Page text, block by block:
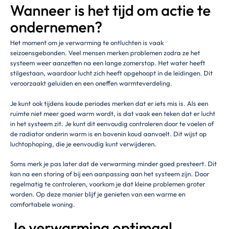
Wanneer is het tijd om actie te
ondernemen?
Het moment om je verwarming te ontluchten is vaak
seizoensgebonden. Veel mensen merken problemen zodra ze het
systeem weer aanzetten na een lange zomerstop. Het water heeft
stilgestaan, waardoor lucht zich heeft opgehoopt in de leidingen. Dit
veroorzaakt geluiden en een oneffen warmteverdeling.
Je kunt ook tijdens koude periodes merken dat er iets mis is. Als een
ruimte niet meer goed warm wordt, is dat vaak een teken dat er lucht
in het systeem zit. Je kunt dit eenvoudig controleren door te voelen of
de radiator onderin warm is en bovenin koud aanvoelt. Dit wijst op
luchtophoping, die je eenvoudig kunt verwijderen.
Soms merk je pas later dat de verwarming minder goed presteert. Dit
kan na een storing of bij een aanpassing aan het systeem zijn. Door
regelmatig te controleren, voorkom je dat kleine problemen groter
worden. Op deze manier blijf je genieten van een warme en
comfortabele woning.